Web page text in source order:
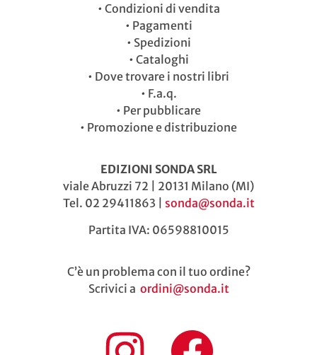
• Condizioni di vendita
• Pagamenti
• Spedizioni
• Cataloghi
• Dove trovare i nostri libri
• F.a.q.
• Per pubblicare
• Promozione e distribuzione
EDIZIONI SONDA SRL
viale Abruzzi 72 | 20131 Milano (MI)
Tel. 02 29411863 | sonda@sonda.it
Partita IVA: 06598810015
C’è un problema con il tuo ordine?
Scrivici a ordini@sonda.it